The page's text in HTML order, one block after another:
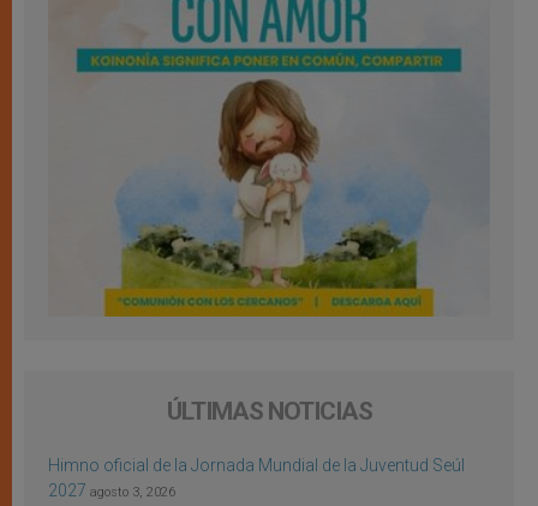
ÚLTIMAS NOTICIAS
Himno oficial de la Jornada Mundial de la Juventud Seúl
2027 agosto 3, 2026